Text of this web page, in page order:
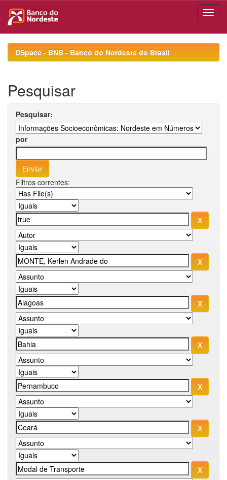
navigationDSpace - BNB - Banco do Nordeste do Brasil
Pesquisar
Pesquisar:
por
Filtros correntes: